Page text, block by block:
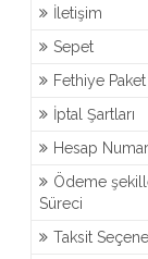
İletişim
Sepet
Fethiye
İptal Şartları
Hesap
Ödeme
Süreci
Taksit